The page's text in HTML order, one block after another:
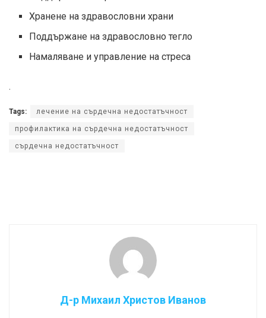
Хранене на здравословни храни
Поддържане на здравословно тегло
Намаляване и управление на стреса
.
Tags: лечение на сърдечна недостатъчност
профилактика на сърдечна недостатъчност
сърдечна недостатъчност
Д-р Михаил Христов Иванов